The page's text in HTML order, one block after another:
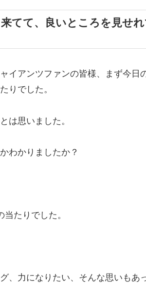
てて、良いところを見せ
イアンツファンの皆様、まず今日
りでした。
は思いました。
わかりましたか？
たりでした。
、力になりたい、そんな思いもあ